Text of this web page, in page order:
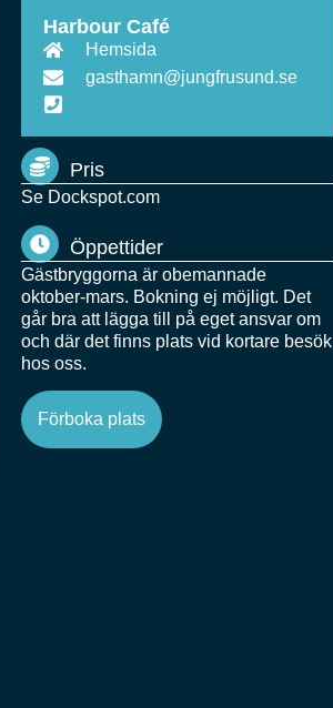
Harbour Café
Hemsida
gasthamn@jungfrusund.se
Pris
Se Dockspot.com
Öppettider
Gästbryggorna är obemannade
oktober-mars. Bokning ej möjligt. Det
går bra att lägga till på eget ansvar om
och där det finns plats vid kortare besök
hos oss.
Förboka plats